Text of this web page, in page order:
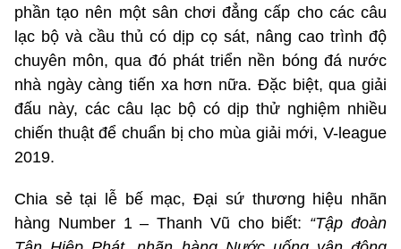
phần tạo nên một sân chơi đẳng cấp cho các câu
lạc bộ và cầu thủ có dịp cọ sát, nâng cao trình độ
chuyên môn, qua đó phát triển nền bóng đá nước
nhà ngày càng tiến xa hơn nữa. Đặc biệt, qua giải
đấu này, các câu lạc bộ có dịp thử nghiệm nhiều
chiến thuật để chuẩn bị cho mùa giải mới, V-league
2019.
Chia sẻ tại lễ bế mạc, Đại sứ thương hiệu nhãn
hàng Number 1 – Thanh Vũ cho biết: “Tập đoàn